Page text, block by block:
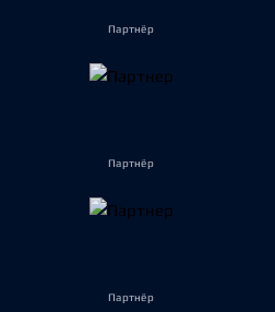
Партнёр
Партнёр
Партнёр